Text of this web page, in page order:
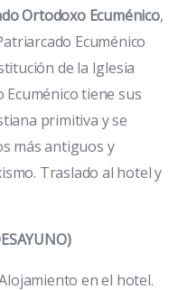
Ortodoxo Ecuménico,
Ecuménico
de la Iglesia
tiene sus
primitiva y se
más antiguos y
Traslado al hotel y
en el hotel.